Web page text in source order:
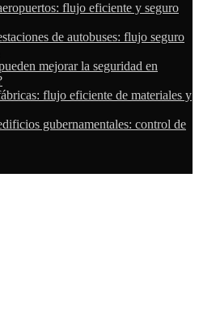
flujo eficiente y seguro
de autobuses: flujo seguro
mejorar la seguridad en
flujo eficiente de materiales y
gubernamentales: control de